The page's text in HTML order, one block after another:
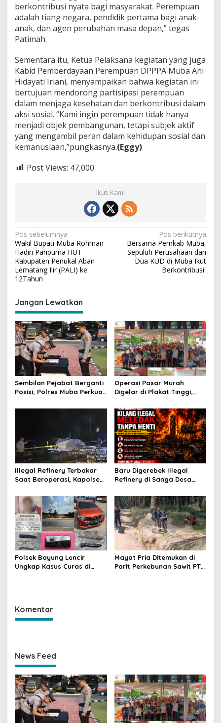
berkontribusi nyata bagi masyarakat. Perempuan
adalah tiang negara, pendidik pertama bagi anak-
anak, dan agen perubahan masa depan,” tegas
Patimah.
Sementara itu, Ketua Pelaksana kegiatan yang juga
Kabid Pemberdayaan Perempuan DPPPA Muba Ani
Hidayati Iriani, menyampaikan bahwa kegiatan ini
bertujuan mendorong partisipasi perempuan
dalam menjaga kesehatan dan berkontribusi dalam
aksi sosial. “Kami ingin perempuan tidak hanya
menjadi objek pembangunan, tetapi subjek aktif
yang mengambil peran dalam kehidupan sosial dan
kemanusiaan,”pungkasnya.(Eggy)
Post Views: 47,000
Ikuti Kami
N
a
v
i
a
s
i
p
o
s
Pos sebelumnya
Wakil Bupati Muba Rohman
Hadiri Paripurna HUT
Kabupaten Penukal Aban
Lematang Ilir (PALI) ke
12Tahun
Pos berikutnya
Bersama Pemkab Muba,
Sepuluh Perusahaan dan
Dua KUD di Muba Ikut
Berkontribusi
Jangan Lewatkan
Sembilan Pejabat Berganti
Posisi, Polres Muba Perkuat
Presisi
Operasi Pasar Murah
Digelar di Plakat Tinggi,
Subsidi untuk Ringankan
Beban Warga
Illegal Refinery Terbakar
Saat Beroperasi, Kapolsek
Penindakan dan
Pencegahan Terus
Dilakukan
Baru Digerebek Illegal
Refinery di Sanga Desa
Hukum Dipertanyakan
Polsek Bayung Lencir
Ungkap Kasus Curas di
Mayat Pria Ditemukan di
Parit Perkebunan Sawit PT
Komentar
News Feed